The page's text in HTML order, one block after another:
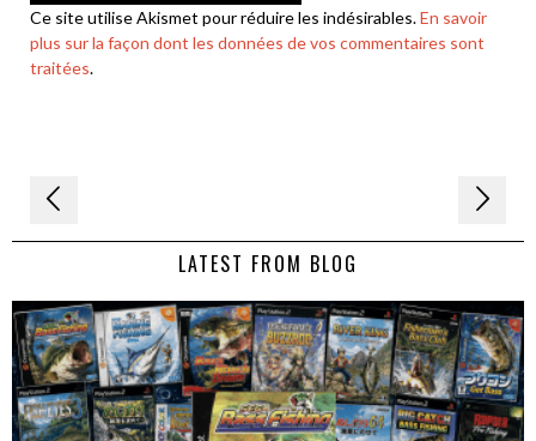
Ce site utilise Akismet pour réduire les indésirables.En savoir
plus sur la façon dont les données de vos commentaires sont
traitées.
Navigation
de LATEST FROM BLOG